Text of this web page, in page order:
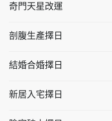
奇門天星改運
剖腹生產擇日
結婚合婚擇日
新居入宅擇日